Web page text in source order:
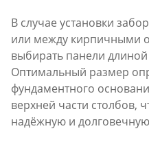
В случае установки
или между кирпичными
выбирать панели
Оптимальный размер
фундаментного
верхней части столбов,
надёжную и